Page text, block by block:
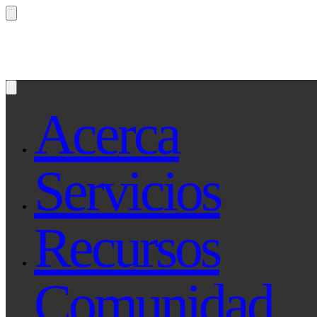
Acerca
Servicios
Recursos
Comunidad